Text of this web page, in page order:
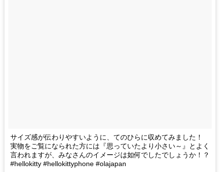
サイズ感が伝わりやすいように、てのひらに収めてみました！
実物をご覧になられた方には『思っていたより小さい～』とよく
言われますが、みなさんのイメージは如何でしたでしょうか！？
‪#‎hellokitty‬ ‪#‎hellokittyphone #olajapan